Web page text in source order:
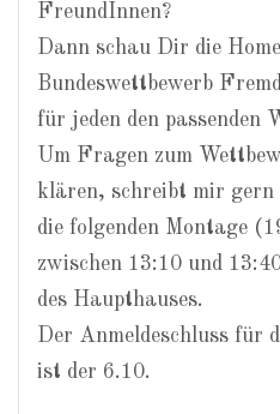
FreundInnen?
Dann schau Dir die
Bundeswettbewerb
für jeden den passenden
Um Fragen zum
klären, schreibt mir gern
die folgenden Montage
zwischen 13:10 und
des Haupthauses.
Der Anmeldeschluss für
ist der 6.10.